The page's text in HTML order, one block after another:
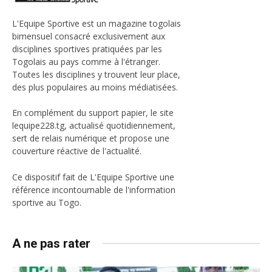
L'Equipe Sportive est un magazine togolais
bimensuel consacré exclusivement aux
disciplines sportives pratiquées par les
Togolais au pays comme à l'étranger.
Toutes les disciplines y trouvent leur place,
des plus populaires au moins médiatisées.
En complément du support papier, le site
lequipe228.tg, actualisé quotidiennement,
sert de relais numérique et propose une
couverture réactive de l'actualité.
Ce dispositif fait de L'Equipe Sportive une
référence incontournable de l'information
sportive au Togo.
A ne pas rater